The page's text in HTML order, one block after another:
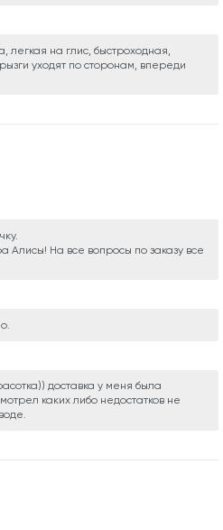
легкая на глис, быстроходная,
уходят по сторонам, впереди
На все вопросы по заказу все
доставка у меня была
каких либо недостатков не